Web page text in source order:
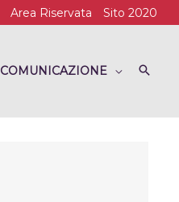
Area Riservata Sito 2020
COMUNICAZIONE